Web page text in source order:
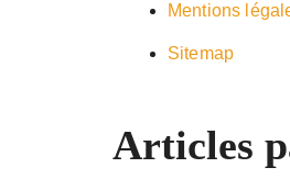
Mentions
Sitemap
Articles